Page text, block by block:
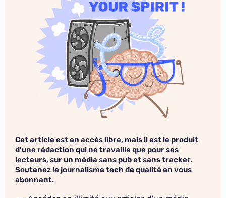
Cet article est en accès libre, mais il est le produit
d'une rédaction qui ne travaille que pour ses
lecteurs, sur un média sans pub et sans tracker.
Soutenez le journalisme tech de qualité en vous
abonnant.